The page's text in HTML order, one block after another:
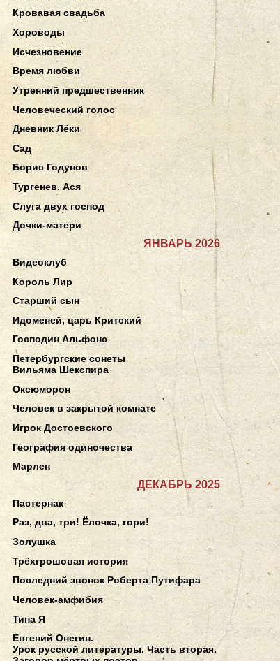
Кровавая свадьба
Хороводы
Исчезновение
Время любви
Утренний предшественник
Человеческий голос
Дневник Лёки
Сад
Борис Годунов
Тургенев. Ася
Слуга двух господ
Дочки-матери
ЯНВАРЬ 2026
Видеоклуб
Король Лир
Старший сын
Идоменей, царь Критский
Господин Альфонс
Петербургские сонеты
Вильяма Шекспира
Оксюморон
Человек в закрытой комнате
Игрок Достоевского
География одиночества
Марлен
ДЕКАБРЬ 2025
Пастернак
Раз, два, три! Ёлочка, гори!
Золушка
Трёхгрошовая история
Последний звонок Роберта Путифара
Человек-амфибия
Типа Я
Евгений Онегин.
Урок русской литературы. Часть вторая.